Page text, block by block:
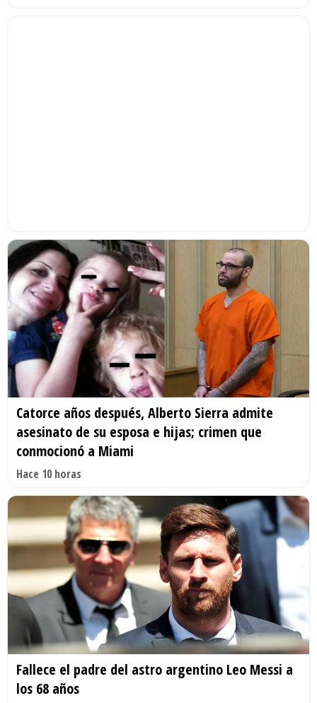
Catorce años después, Alberto Sierra admite
asesinato de su esposa e hijas; crimen que
conmocionó a Miami
Hace 10 horas
Fallece el padre del astro argentino Leo Messi a
los 68 años